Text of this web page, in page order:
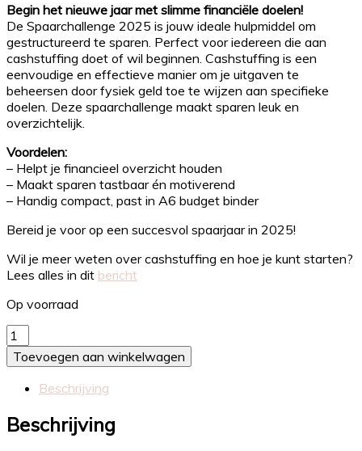
Begin het nieuwe jaar met slimme financiële doelen!
De Spaarchallenge 2025 is jouw ideale hulpmiddel om
gestructureerd te sparen. Perfect voor iedereen die aan
cashstuffing doet of wil beginnen. Cashstuffing is een
eenvoudige en effectieve manier om je uitgaven te
beheersen door fysiek geld toe te wijzen aan specifieke
doelen. Deze spaarchallenge maakt sparen leuk en
overzichtelijk.
Voordelen:
– Helpt je financieel overzicht houden
– Maakt sparen tastbaar én motiverend
– Handig compact, past in A6 budget binder
Bereid je voor op een succesvol spaarjaar in 2025!
Wil je meer weten over cashstuffing en hoe je kunt starten?
Lees alles in dit bericht
Op voorraad
Cashstuffing
challenge
| Toevoegen aan winkelwagen
Beschrijving
Beschrijving